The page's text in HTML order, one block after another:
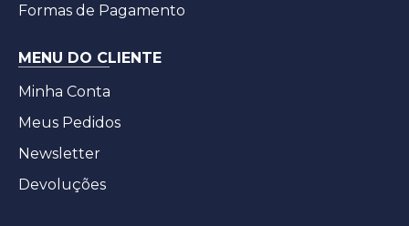
Formas de Pagamento
MENU DO CLIENTE
Minha Conta
Meus Pedidos
Newsletter
Devoluções